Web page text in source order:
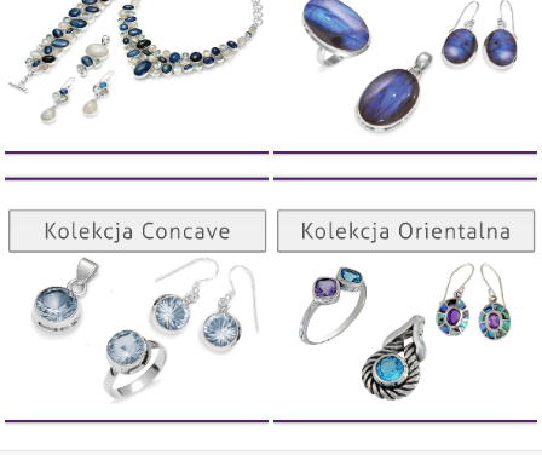
Kolekcja Concave
ZOBACZ
Kolekcja Orientalna
ZOBACZ